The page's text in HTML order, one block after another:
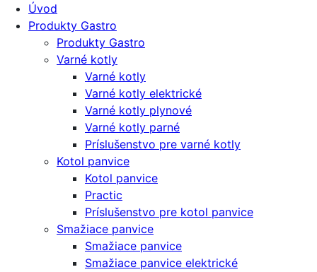
Úvod
Produkty Gastro
Produkty Gastro
Varné kotly
Varné kotly
Varné kotly elektrické
Varné kotly plynové
Varné kotly parné
Príslušenstvo pre varné kotly
Kotol panvice
Kotol panvice
Practic
Príslušenstvo pre kotol panvice
Smažiace panvice
Smažiace panvice
Smažiace panvice elektrické